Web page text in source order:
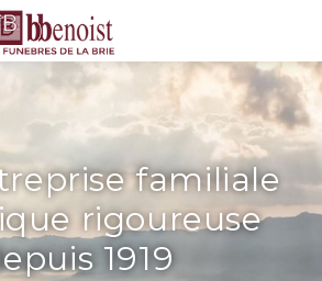
familiale
rigoureuse
1919